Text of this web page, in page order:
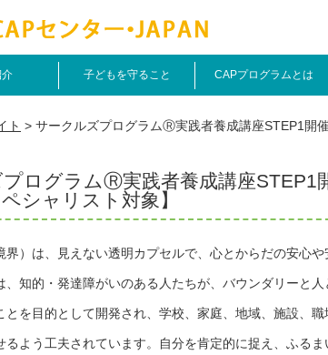
子どもを守ること CAPプログラムとは
ト > サークルズプログラムⓇ実践者養成講座STEP1開
ログラムⓇ実践者養成講座STEP1
シャリスト対象】
界）は、見えない透明カプセルで、心とからだの安心
知的・発達障がいのある人たちが、バウンダリーと人
とを目的として開発され、学校、家庭、地域、施設、
るよう工夫されています。自分を肯定的に捉え、ふるま